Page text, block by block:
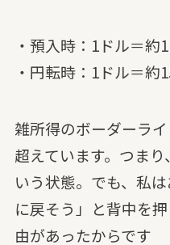
・預入時：1ドル＝約
・円転時：1ドル＝約
雑所得のボーダーラ
超えています。つま
いう状態。でも、私
に戻そう」と背中を
由があったからです